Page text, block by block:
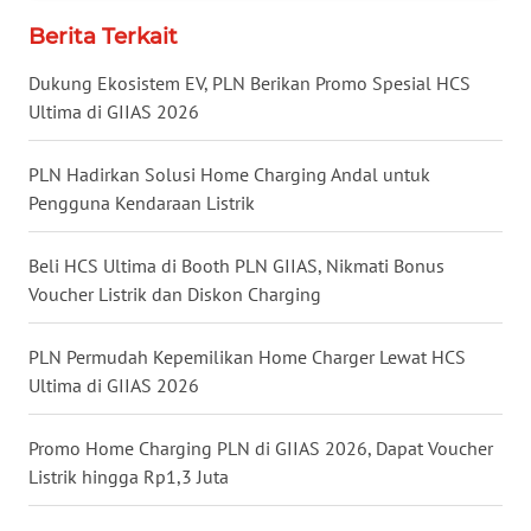
Berita Terkait
Dukung Ekosistem EV, PLN Berikan Promo Spesial HCS
Ultima di GIIAS 2026
PLN Hadirkan Solusi Home Charging Andal untuk
Pengguna Kendaraan Listrik
Beli HCS Ultima di Booth PLN GIIAS, Nikmati Bonus
Voucher Listrik dan Diskon Charging
PLN Permudah Kepemilikan Home Charger Lewat HCS
Ultima di GIIAS 2026
Promo Home Charging PLN di GIIAS 2026, Dapat Voucher
Listrik hingga Rp1,3 Juta
NUSANTARA
WN
JATIM
BALI
WN
KALBAR
WN
KALTENG